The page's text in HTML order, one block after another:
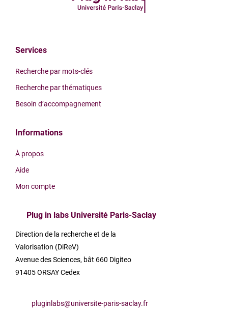
Services
Recherche par mots-clés
Recherche par thématiques
Besoin d’accompagnement
Informations
À propos
Aide
Mon compte
Plug in labs Université Paris-Saclay
Direction de la recherche et de la
Valorisation (DiReV)
Avenue des Sciences, bât 660 Digiteo
91405 ORSAY Cedex
pluginlabs@universite-paris-saclay.fr